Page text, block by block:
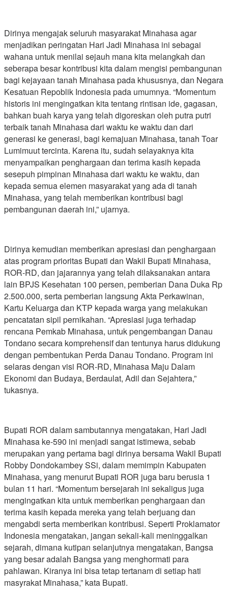
Dirinya mengajak seluruh masyarakat Minahasa agar
menjadikan peringatan Hari Jadi Minahasa ini sebagai
wahana untuk menilai sejauh mana kita melangkah dan
seberapa besar kontribusi kita dalam mengisi pembangunan
bagi kejayaan tanah Minahasa pada khususnya, dan Negara
Kesatuan Repoblik Indonesia pada umumnya. “Momentum
historis ini mengingatkan kita tentang rintisan ide, gagasan,
bahkan buah karya yang telah digoreskan oleh putra putri
terbaik tanah Minahasa dari waktu ke waktu dan dari
generasi ke generasi, bagi kemajuan Minahasa, tanah Toar
Lumimuut tercinta. Karena itu, sudah selayaknya kita
menyampaikan penghargaan dan terima kasih kepada
sesepuh pimpinan Minahasa dari waktu ke waktu, dan
kepada semua elemen masyarakat yang ada di tanah
Minahasa, yang telah memberikan kontribusi bagi
pembangunan daerah ini,” ujarnya.
Dirinya kemudian memberikan apresiasi dan penghargaan
atas program prioritas Bupati dan Wakil Bupati Minahasa,
ROR-RD, dan jajarannya yang telah dilaksanakan antara
lain BPJS Kesehatan 100 persen, pemberian Dana Duka Rp
2.500.000, serta pemberian langsung Akta Perkawinan,
Kartu Keluarga dan KTP kepada warga yang melakukan
pencatatan sipil pernikahan. “Apresiasi juga terhadap
rencana Pemkab Minahasa, untuk pengembangan Danau
Tondano secara komprehensif dan tentunya harus didukung
dengan pembentukan Perda Danau Tondano. Program ini
selaras dengan visi ROR-RD, Minahasa Maju Dalam
Ekonomi dan Budaya, Berdaulat, Adil dan Sejahtera,”
tukasnya.
Bupati ROR dalam sambutannya mengatakan, Hari Jadi
Minahasa ke-590 ini menjadi sangat istimewa, sebab
merupakan yang pertama bagi dirinya bersama Wakil Bupati
Robby Dondokambey SSi, dalam memimpin Kabupaten
Minahasa, yang menurut Bupati ROR juga baru berusia 1
bulan 11 hari. “Momentum bersejarah ini sekaligus juga
mengingatkan kita untuk memberikan penghargaan dan
terima kasih kepada mereka yang telah berjuang dan
mengabdi serta memberikan kontribusi. Seperti Proklamator
Indonesia mengatakan, jangan sekali-kali meninggalkan
sejarah, dimana kutipan selanjutnya mengatakan, Bangsa
yang besar adalah Bangsa yang menghormati para
pahlawan. Kiranya ini bisa tetap tertanam di setiap hati
masyrakat Minahasa,” kata Bupati.